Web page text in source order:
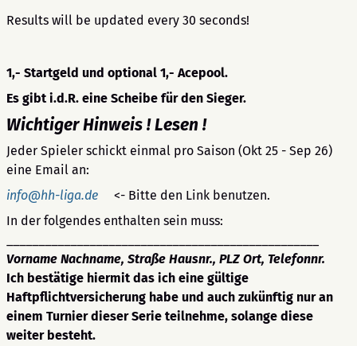
Results will be updated every 30 seconds!
1,- Startgeld und optional 1,- Acepool.
Es gibt i.d.R. eine Scheibe für den Sieger.
Wichtiger Hinweis ! Lesen !
Jeder Spieler schickt einmal pro Saison (Okt 25 - Sep 26)
eine Email an:
info@hh-liga.de <- Bitte den Link benutzen.
In der folgendes enthalten sein muss:
Vorname Nachname, Straße Hausnr., PLZ Ort, Telefonnr.
Ich bestätige hiermit das ich eine gültige
Haftpflichtversicherung habe und auch zukünftig nur an
einem Turnier dieser Serie teilnehme, solange diese
weiter besteht.